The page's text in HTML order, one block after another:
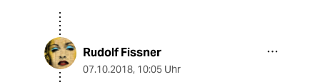
Rudolf Fissner
07.10.2018, 10:05 Uhr